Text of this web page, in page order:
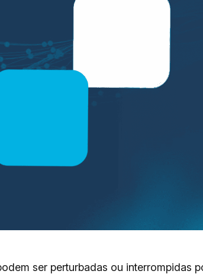
ser perturbadas ou interrompidas